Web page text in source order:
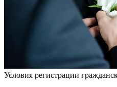
Условия регистрации